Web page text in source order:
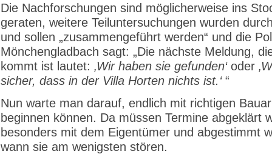
Die Nachforschungen sind möglicherweise ins
geraten, weitere Teiluntersuchungen wurden
und sollen „zusammengeführt werden“ und die
Mönchengladbach sagt: „Die nächste Meldung,
kommt ist lautet: ‚Wir haben sie gefunden‘ oder
sicher, dass in der Villa Horten nichts ist.‘“
Nun warte man darauf, endlich mit richtigen
beginnen können. Da müssen Termine abgeklärt
besonders mit dem Eigentümer und abgestimmt
wann sie am wenigsten stören.